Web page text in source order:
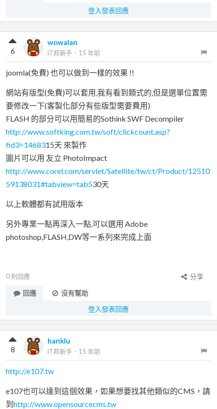
登入發表回應
wowalan
iT邦新手 ． 15 年前
6
joomla(免費) 也可以做到一樣的效果 !!
網站有版型(免費)可以套用,我有看到類式的,但是選單位置需
要修改一下(客製化部分有些版型需要費用)
FLASH 的部分可以用簡易的Sothink SWF Decompiler
http://www.softking.com.tw/soft/clickcount.asp?
fid3=1468315天 來製作
圖片可以用 友立 PhotoImpact
http://www.corel.com/servlet/Satellite/tw/ct/Product/12510
59138031#tabview=tab530天
以上軟體都有試用版本
另外專業一點再深入一點,可以選用 Adobe
photoshop,FLASH,DW等一系列來完成上面
0 則回應
分享
回應
沒有幫助
登入發表回應
hanklu
iT邦新手 ． 15 年前
8
http://e107.tw
e107也可以達到這個效果，如果想要找其他類似的CMS，請
到http://www.opensourcecms.tw